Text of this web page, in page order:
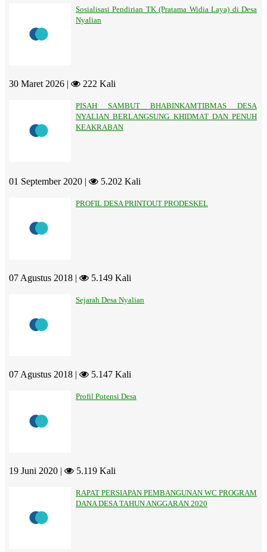
Sosialisasi Pendirian TK (Pratama Widia Laya) di Desa
Nyalian
30 Maret 2026 | 222 Kali
PISAH SAMBUT BHABINKAMTIBMAS DESA
NYALIAN BERLANGSUNG KHIDMAT DAN PENUH
KEAKRABAN
01 September 2020 | 5.202 Kali
PROFIL DESA PRINTOUT PRODESKEL
07 Agustus 2018 | 5.149 Kali
Sejarah Desa Nyalian
07 Agustus 2018 | 5.147 Kali
Profil Potensi Desa
19 Juni 2020 | 5.119 Kali
RAPAT PERSIAPAN PEMBANGUNAN WC PROGRAM
DANA DESA TAHUN ANGGARAN 2020